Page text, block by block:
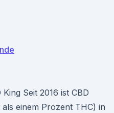
Seit 2016 ist CBD
einem Prozent THC) in